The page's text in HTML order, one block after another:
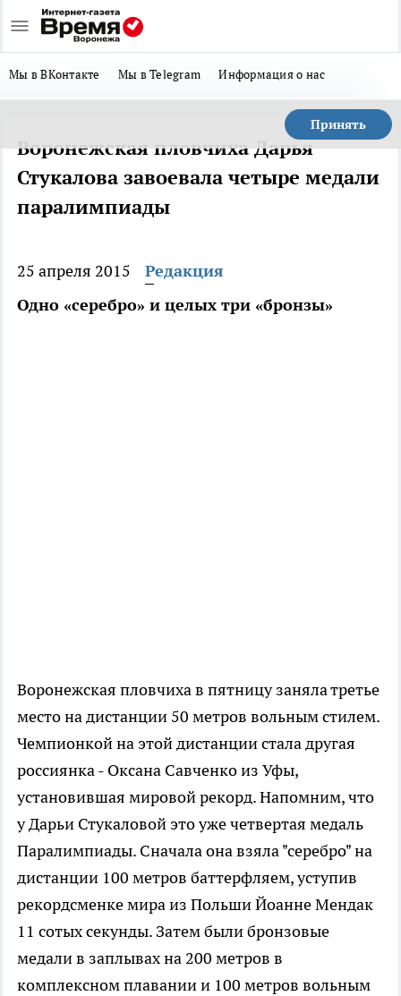
Мы в ВКонтакте Мы в Telegram Информация о нас
Принять
Воронежская пловчиха Дарья
Стукалова завоевала четыре медали
паралимпиады
25 апреля 2015
Редакция
Одно «серебро» и целых три «бронзы»
Воронежская пловчиха в пятницу заняла третье
место на дистанции 50 метров вольным стилем.
Чемпионкой на этой дистанции стала другая
россиянка - Оксана Савченко из Уфы,
установившая мировой рекорд. Напомним, что
у Дарьи Стукаловой это уже четвертая медаль
Паралимпиады. Сначала она взяла "серебро" на
дистанции 100 метров баттерфляем, уступив
рекордсменке мира из Польши Йоанне Мендак
11 сотых секунды. Затем были бронзовые
медали в заплывах на 200 метров в
комплексном плавании и 100 метров вольным